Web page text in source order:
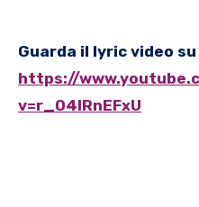
Guarda il lyric video su
https://
v=r_O4lRnEFxU